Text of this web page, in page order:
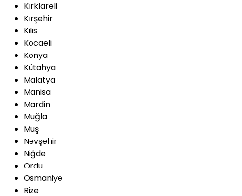
Kırklareli
Kırşehir
Kilis
Kocaeli
Konya
Kütahya
Malatya
Manisa
Mardin
Muğla
Muş
Nevşehir
Niğde
Ordu
Osmaniye
Rize